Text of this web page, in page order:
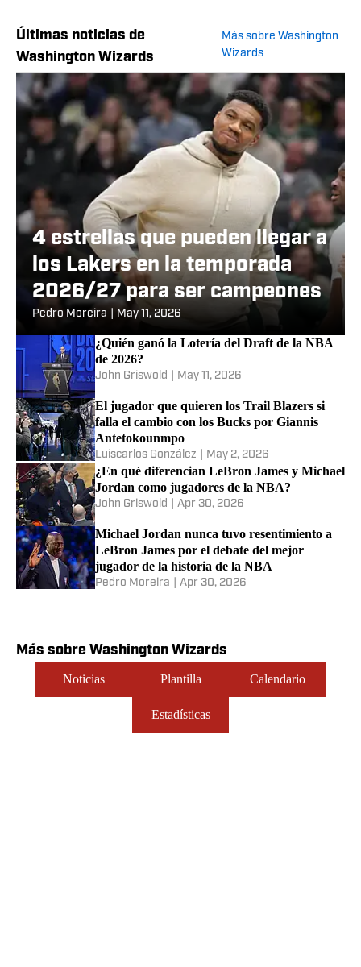
Últimas noticias de
Washington Wizards
Más sobre Washington
Wizards
4 estrellas que pueden llegar a
los Lakers en la temporada
2026/27 para ser campeones
Pedro Moreira May 11, 2026
¿Quién ganó la Lotería del Draft de la NBA
de 2026?
John Griswold May 11, 2026
El jugador que quieren los Trail Blazers si
falla el cambio con los Bucks por Giannis
Antetokounmpo
Luiscarlos González May 2, 2026
¿En qué diferencian LeBron James y Michael
Jordan como jugadores de la NBA?
John Griswold Apr 30, 2026
Michael Jordan nunca tuvo resentimiento a
LeBron James por el debate del mejor
jugador de la historia de la NBA
Pedro Moreira Apr 30, 2026
Más sobre Washington Wizards
Noticias Plantilla Calendario
Estadísticas